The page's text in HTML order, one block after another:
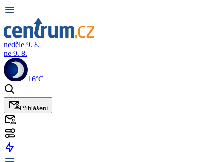
neděle 9. 8.
ne 9. 8.
16°C
Přihlášení